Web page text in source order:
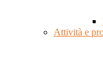
Attività e